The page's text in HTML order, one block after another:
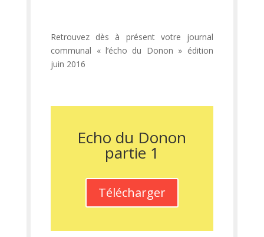
Retrouvez dès à présent votre journal
communal « l’écho du Donon » édition
juin 2016
Echo du Donon
partie 1
Télécharger